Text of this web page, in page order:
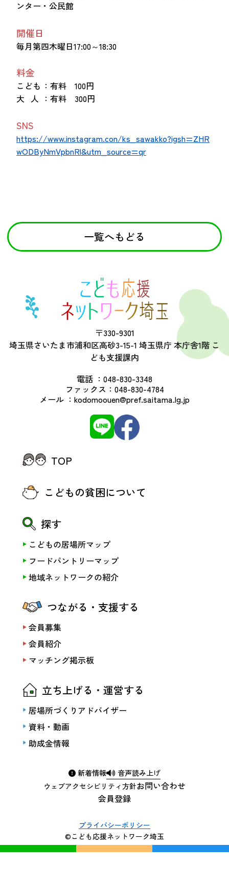
ンター・公民館
開催日
毎月第四木曜日17:00～18:30
料金
こども ：有料 100円
大 人 ：有料 300円
SNS
https://www.instagram.con/ks_sawakko?igsh=ZHR
wODByNmVpbnRl&utm_source=qr
一覧へもどる
〒330-9301
埼玉県さいたま市浦和区高砂3-15-1 埼玉県庁 本庁舎1階 こ
ども支援課内
電話 ： 048-830-3348
ファックス： 048-830-4784
メール ： kodomoouen@pref.saitama.lg.jp
新着情報 音声読み上げ
会員登録
お問い合わせ
ウェブアクセシビリティ方針
TOP
こどもの貧困について
探す
こどもの居場所マップ
フードパントリーマップ
地域ネットワークの紹介
つながる・支援する
会員募集
会員紹介
マッチング掲示板
立ち上げる・運営する
居場所づくりアドバイザー
資料・動画
助成金情報
プライバシーポリシー
©こども応援ネットワーク埼玉